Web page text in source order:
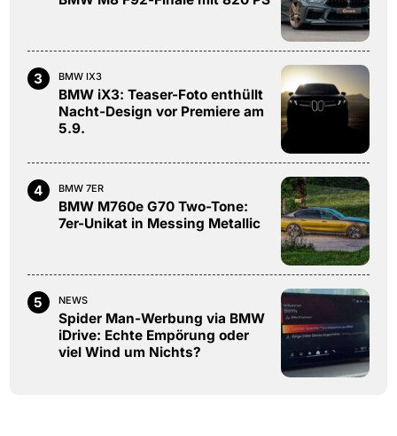
3 BMW IX3
BMW iX3: Teaser-Foto enthüllt
Nacht-Design vor Premiere am
5.9.
4 BMW 7ER
BMW M760e G70 Two-Tone:
7er-Unikat in Messing Metallic
5 NEWS
Spider Man-Werbung via BMW
iDrive: Echte Empörung oder
viel Wind um Nichts?